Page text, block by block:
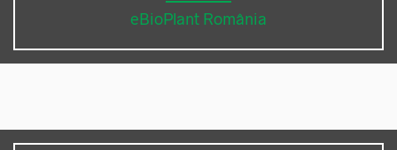
eBioPlant România